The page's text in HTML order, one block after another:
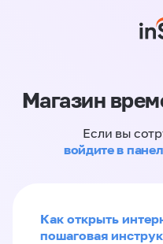
Магазин
Если вы
войдите в
Как открыть
пошаговая